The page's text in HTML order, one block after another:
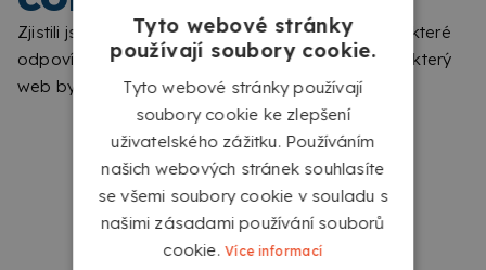
Zjistili jsme, že procházíte z jiného místa na místo, které
odpovídá tomuto webu. Prosím, dejte nám vědět, který
web byste chtěli navštívit.
V JAKÉM FORMÁTU MUSÍM
NAHRÁT SVÉ DOKUMENTY?
Nahrajte své soubory v jakémkoli formátu, ve kterém
je máte. Náš konfigurátor je automaticky převede
do PDF pro tisk.
Tyto webové stránky
používají soubory cookie.
Tyto webové stránky používají
soubory cookie ke zlepšení
uživatelského zážitku. Používáním
našich webových stránek souhlasíte
se všemi soubory cookie v souladu s
našimi zásadami používání souborů
cookie.Více informací